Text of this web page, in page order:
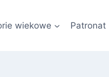
wiekowe Patronat